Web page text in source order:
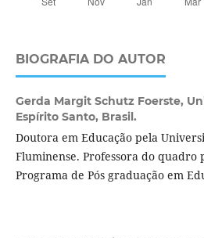
BIOGRAFIA DO AUTOR
Gerda Margit Schutz Foerste,
Espírito Santo, Brasil.
Doutora em Educação pela
Fluminense. Professora do quadro
Programa de Pós graduação em